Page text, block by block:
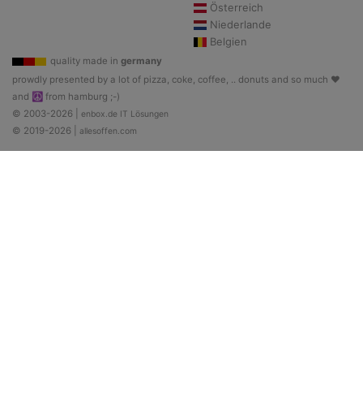
Österreich
Niederlande
Belgien
quality made in germany
prowdly presented by a lot of pizza, coke, coffee, .. donuts and so much ♥
and ☮ from hamburg ;-)
© 2003-2026 | enbox.de IT Lösungen
© 2019-2026 | allesoffen.com